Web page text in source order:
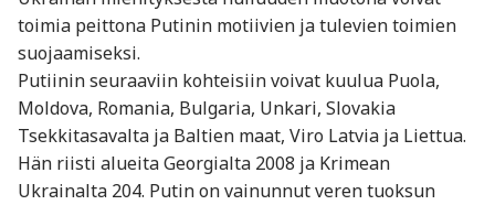
toimia peittona Putinin motiivien ja tulevien toimien
suojaamiseksi.
Putiinin seuraaviin kohteisiin voivat kuulua Puola,
Moldova, Romania, Bulgaria, Unkari, Slovakia
Tsekkitasavalta ja Baltien maat, Viro Latvia ja Liettua.
Hän riisti alueita Georgialta 2008 ja Krimean
Ukrainalta 204. Putin on vainunnut veren tuoksun